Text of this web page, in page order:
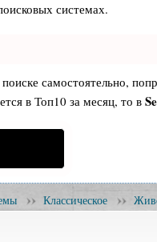
системах.
самостоятельно,
в Топ10 за месяц, то в
Классическое